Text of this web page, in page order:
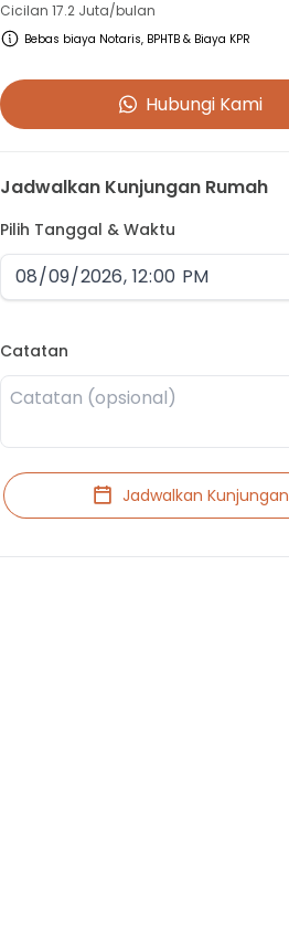
Cicilan17.2 Juta/bulan
Bebas biaya Notaris, BPHTB & Biaya KPR
Hubungi Kami
Jadwalkan Kunjungan Rumah
Pilih Tanggal & Waktu
Catatan
Jadwalkan Kunjungan